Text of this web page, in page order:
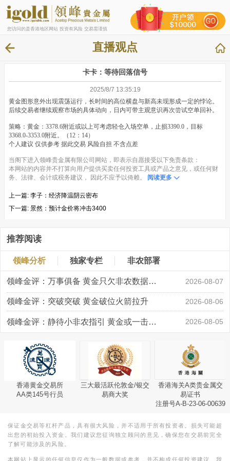
您访问的是香港地区网站 投资有风险 交易需谨慎
直播观点
卡卡：等待回落信号
2025/8/7 13:35:19
黄金图形意外出现震荡运行，长时间的高位横盘与新高未现形成一定的悖论。
后续交易者继续观察市场的具体动向，日内可带主观意识再次尝试空单回补。
策略：黄金：3378.6附近或以上可考虑轻仓入场空单，止损3390.0，目标
3368.0-3353.0附近。（12：14）
个人建议 仅供参考 据此交易 风险自担 不含点差
当阁下进入领峰贵金属有限公司网站，即表示自愿接受以下免责条款：
本网站的内容并不打算向用户提供买卖任何投资工具或产品之意见，或任何财
务、法律、会计或税务建议， 因此不应予以倚赖。
阅读更多
上一篇: 李子：经济降温阴云密布
下一篇: 景然：预计金价将冲击3400
推荐阅读
领峰分析 独家专栏 非农部署
领峰金评：万事俱备 黄金只欠非农数据“东风” 2026-08-07
领峰金评：突破突破 黄金破位火箭拉升 2026-08-06
领峰金评：静待小非农指引 黄金或一击破局 2026-08-05
香港黄金交易所
AA类145号行员
三大最活跃伦敦金/银交
易商大奖
香港海关A类贵金属交
易证书
注册号A-B-23-06-00639
保证金交易等杠杆产品，具有很大风险，并不适用于所有投资者。损失可能超
出您的初始投入资金。我们建议您征询独立顾问的意见，确保您在交易前完全
了解可能涉及的风险。
本网站上显示的任何信息仅作为一般数据或参考，并不构成任何投资建议。我